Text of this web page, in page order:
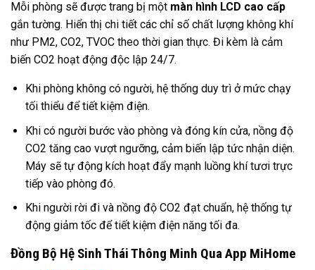
Mỗi phòng sẽ được trang bị một màn hình LCD cao cấp
gắn tường. Hiển thị chi tiết các chỉ số chất lượng không khí
như PM2, CO2, TVOC theo thời gian thực. Đi kèm là cảm
biến CO2 hoạt động độc lập 24/7.
Khi phòng không có người, hệ thống duy trì ở mức chạy
tối thiểu để tiết kiệm điện.
Khi có người bước vào phòng và đóng kín cửa, nồng độ
CO2 tăng cao vượt ngưỡng, cảm biến lập tức nhận diện.
Máy sẽ tự động kích hoạt đẩy mạnh luồng khí tươi trực
tiếp vào phòng đó.
Khi người rời đi và nồng độ CO2 đạt chuẩn, hệ thống tự
động giảm tốc để tiết kiệm điện năng tối đa.
Đồng Bộ Hệ Sinh Thái Thông Minh Qua App MiHome